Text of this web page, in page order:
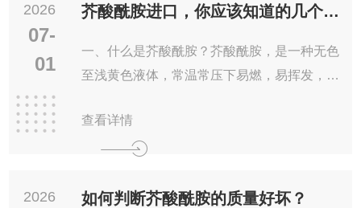
2026
07-
01
芥酸酰胺进口，你应该知道的几个问题
一、什么是芥酸酰胺？芥酸酰胺，是一种无色
至浅黄色液体，常温常压下易燃，易挥发，有
剂、医药等化学品的重要原料。二、芥酸酰胺
查看详情
2026 如何判断芥酸酰胺的质量好坏？